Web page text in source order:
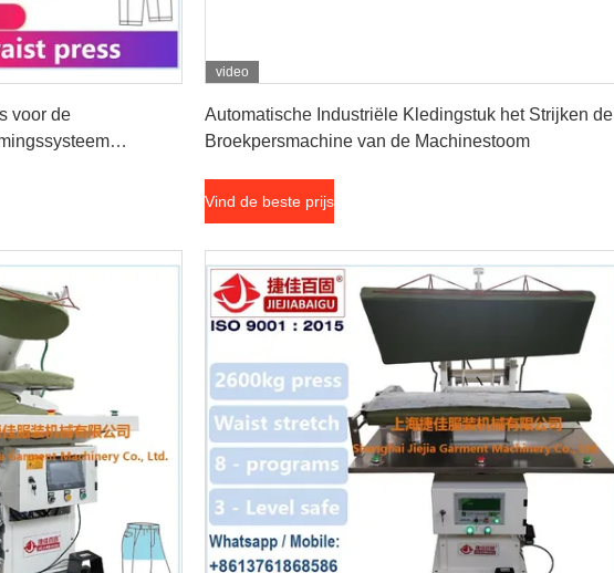
voor de
video
Automatische Industriële Kledingstuk het Strijken de
Broekpersmachine van de Machinestoom
Vind de beste prijs